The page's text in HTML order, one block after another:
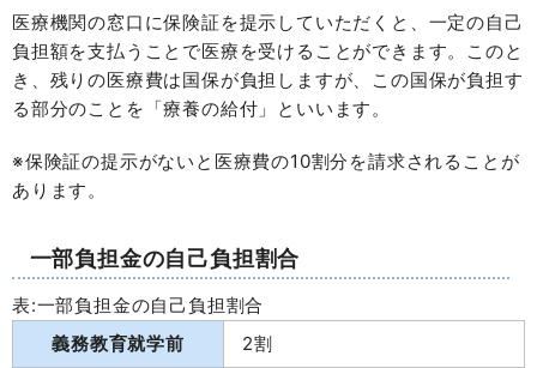
医療機関の窓口に保険証を提示していただくと、一定の自己
負担額を支払うことで医療を受けることができます。このと
き、残りの医療費は国保が負担しますが、この国保が負担す
る部分のことを「療養の給付」といいます。
※保険証の提示がないと医療費の10割分を請求されることが
あります。
一部負担金の自己負担割合
表:一部負担金の自己負担割合
義務教育就学前
2割